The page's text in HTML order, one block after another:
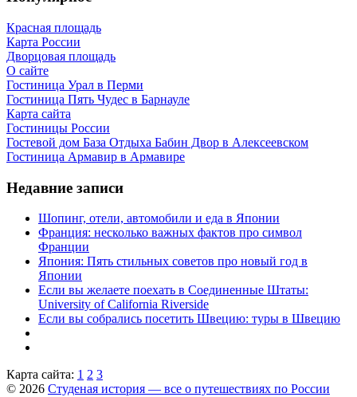
Красная площадь
Карта России
Дворцовая площадь
О сайте
Гостиница Урал в Перми
Гостиница Пять Чудес в Барнауле
Карта сайта
Гостиницы России
Гостевой дом База Отдыха Бабин Двор в Алексеевском
Гостиница Армавир в Армавире
Недавние записи
Шопинг, отели, автомобили и еда в Японии
Франция: несколько важных фактов про символ
Франции
Япония: Пять стильных советов про новый год в
Японии
Если вы желаете поехать в Соединенные Штаты:
University of California Riverside
Если вы собрались посетить Швецию: туры в Швецию
Карта сайта: 1 2 3
© 2026 Студеная история — все о путешествиях по России